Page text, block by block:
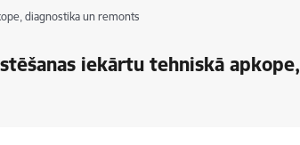
diagnostika un remonts
iekārtu tehniskā